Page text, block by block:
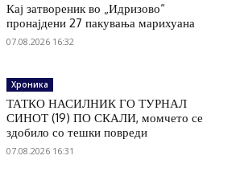
Кај затвореник во „Идризово“
пронајдени 27 пакувања марихуана
07.08.2026 16:32
Хроника
ТАТКО НАСИЛНИК ГО ТУРНАЛ
СИНОТ (19) ПО СКАЛИ, момчето се
здобило со тешки повреди
07.08.2026 16:31